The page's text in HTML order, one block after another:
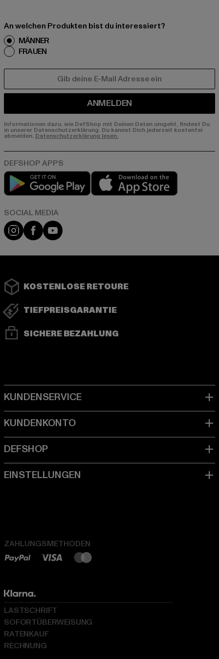
An welchen Produkten bist du interessiert?
MÄNNER
FRAUEN
ANMELDEN
Informationen dazu, wie DefShop mit Deinen Daten umgeht, findest Du
in unserer Datenschutzerklärung. Du kannst Dich jederzeit kostenfei
abmelden. Datenschutzerklärung lesen.
Play market
Instagram
FacebookYouTube
KOSTENLOSE RETOURE
TIEFPREISGARANTIE
SICHERE BEZAHLUNG
ZAHLUNGSMETHODEN
LASTSCHRIFT
SOFORTÜBERWEISUNG
RATENKAUF
RECHNUNG